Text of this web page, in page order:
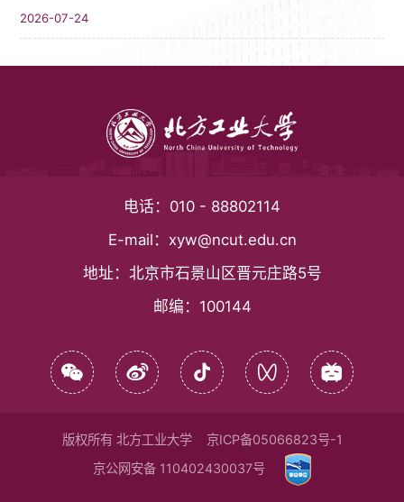
2026-07-24
电话： 010 - 88802114
E-mail： xyw@ncut.edu.cn
地址： 北京市石景山区晋元庄路5号
邮编： 100144
版权所有 北方工业大学
京ICP备05066823号-1
京公网安备 110402430037号